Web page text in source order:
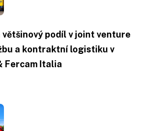
většinový podíl v joint venture
a kontraktní logistiku v
Fercam Italia